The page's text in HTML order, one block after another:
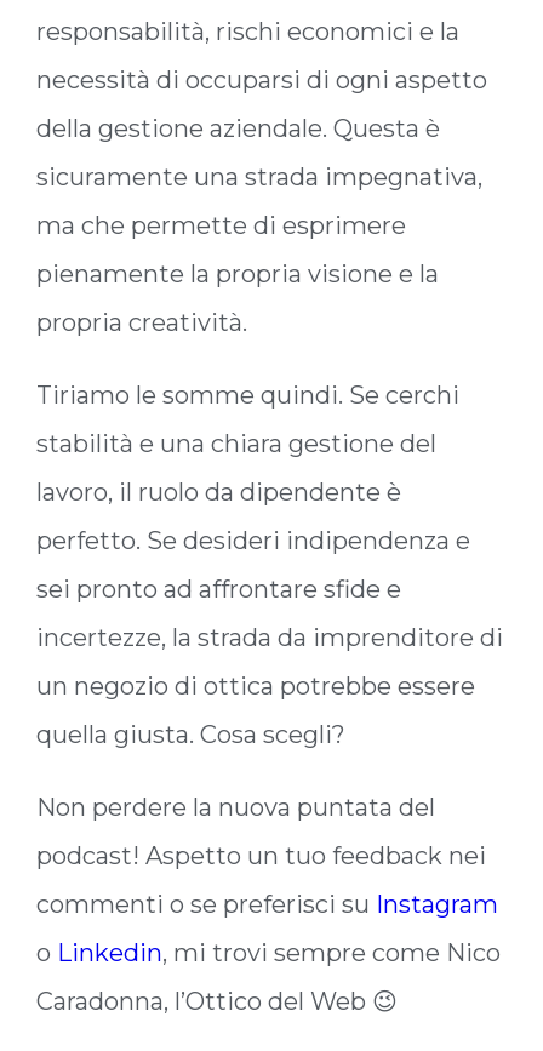
responsabilità, rischi economici e la
necessità di occuparsi di ogni aspetto
della gestione aziendale. Questa è
sicuramente una strada impegnativa,
ma che permette di esprimere
pienamente la propria visione e la
propria creatività.
Tiriamo le somme quindi. Se cerchi
stabilità e una chiara gestione del
lavoro, il ruolo da dipendente è
perfetto. Se desideri indipendenza e
sei pronto ad affrontare sfide e
incertezze, la strada da imprenditore di
un negozio di ottica potrebbe essere
quella giusta. Cosa scegli?
Non perdere la nuova puntata del
podcast! Aspetto un tuo feedback nei
commenti o se preferisci su Instagram
o Linkedin, mi trovi sempre come Nico
Caradonna, l’Ottico del Web 😉